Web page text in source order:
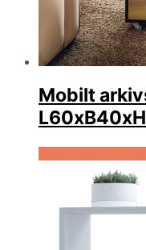
Mobilt